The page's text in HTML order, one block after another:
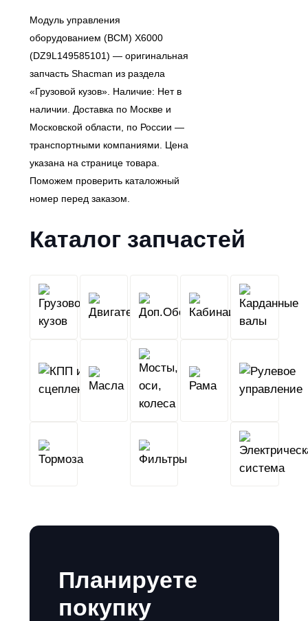
Модуль управления
оборудованием (BCM) X6000
(DZ9L149585101) — оригинальная
запчасть Shacman из раздела
«Грузовой кузов». Наличие: Нет в
наличии. Доставка по Москве и
Московской области, по России —
транспортными компаниями. Цена
указана на странице товара.
Поможем проверить каталожный
номер перед заказом.
Каталог запчастей
Грузовой
кузов
Двигатель Кабина
КПП
оси,
Рама
Тормоза Фильтры
Планируете
покупку